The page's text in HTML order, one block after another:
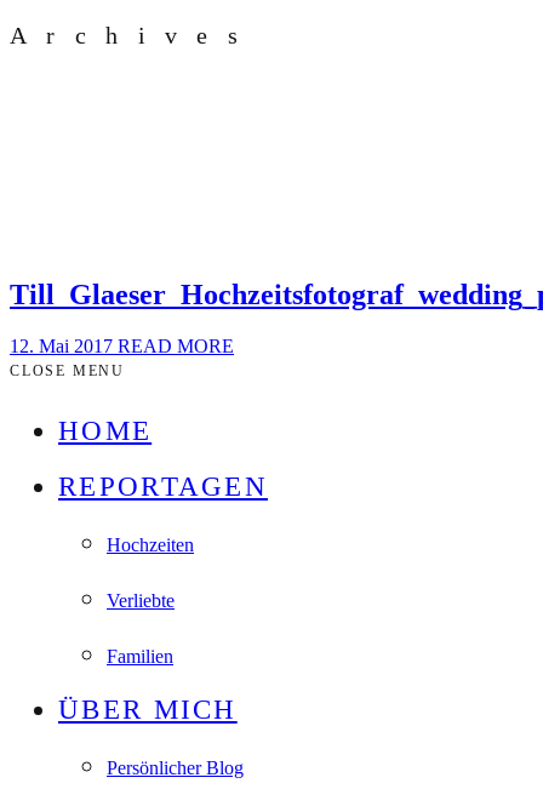
Archives
12. Mai 2017 READ MORE
CLOSE MENU
HOME
REPORTAGEN
Hochzeiten
Verliebte
Familien
ÜBER MICH
Persönlicher Blog